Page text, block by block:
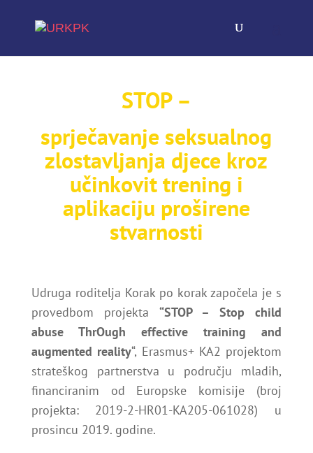
STOP –
sprječavanje seksualnog
zlostavljanja djece kroz
učinkovit trening i
aplikaciju proširene
stvarnosti
Udruga roditelja Korak po korak započela je s
provedbom projekta “STOP – Stop child
abuse ThrOugh effective training and
augmented reality“, Erasmus+ KA2 projektom
strateškog partnerstva u području mladih,
financiranim od Europske komisije (broj
projekta: 2019-2-HR01-KA205-061028) u
prosincu 2019. godine.